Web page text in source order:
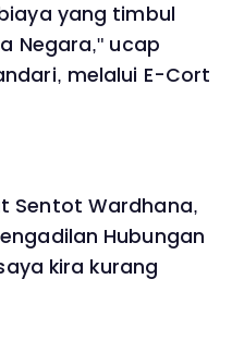
yang timbul
Negara," ucap
melalui E-Cort
Sentot Wardhana,
Hubungan
kira kurang